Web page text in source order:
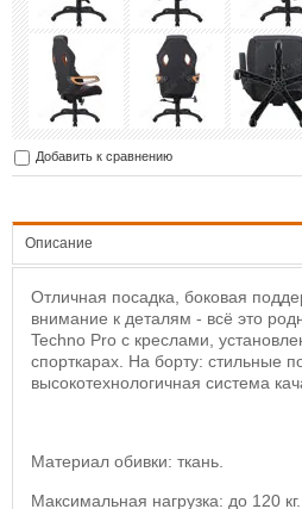
Добавить к сравнению
Описание
Отличная посадка, боковая
внимание к деталям - всё это
Techno Pro с креслами,
спорткарах. На борту: стильные
высокотехнологичная система
Материал обивки: ткань.
Максимальная нагрузка: до 120 кг.